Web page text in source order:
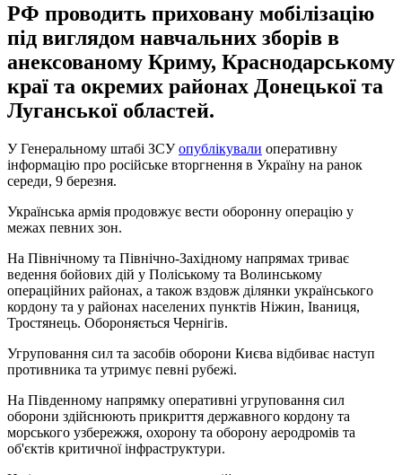
РФ проводить приховану мобілізацію
під виглядом навчальних зборів в
анексованому Криму, Краснодарському
краї та окремих районах Донецької та
Луганської областей.
У Генеральному штабі ЗСУопублікували оперативну
інформацію про російське вторгнення в Україну на ранок
середи, 9 березня.
Українська армія продовжує вести оборонну операцію у
межах певних зон.
На Північному та Північно-Західному напрямах триває
ведення бойових дій у Поліському та Волинському
операційних районах, а також вздовж ділянки українського
кордону та у районах населених пунктів Ніжин, Іваниця,
Тростянець. Обороняється Чернігів.
Угруповання сил та засобів оборони Києва відбиває наступ
противника та утримує певні рубежі.
На Південному напрямку оперативні угруповання сил
оборони здійснюють прикриття державного кордону та
морського узбережжя, охорону та оборону аеродромів та
об'єктів критичної інфраструктури.